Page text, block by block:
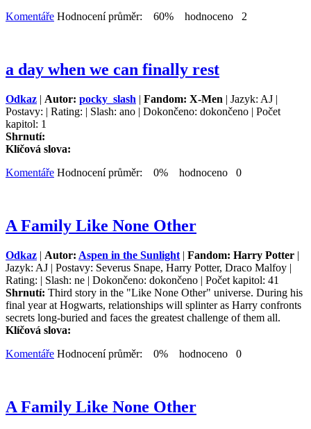
Komentáře Hodnocení průměr: 60% hodnoceno 2
a day when we can finally rest
Odkaz | Autor: pocky_slash | Fandom: X-Men | Jazyk: AJ |
Postavy: | Rating: | Slash: ano | Dokončeno: dokončeno | Počet
kapitol: 1
Shrnutí:
Klíčová slova:
Komentáře Hodnocení průměr: 0% hodnoceno 0
A Family Like None Other
Odkaz | Autor: Aspen in the Sunlight | Fandom: Harry Potter |
Jazyk: AJ | Postavy: Severus Snape, Harry Potter, Draco Malfoy |
Rating: | Slash: ne | Dokončeno: dokončeno | Počet kapitol: 41
Shrnutí: Third story in the "Like None Other" universe. During his
final year at Hogwarts, relationships will splinter as Harry confronts
secrets long-buried and faces the greatest challenge of them all.
Klíčová slova:
Komentáře Hodnocení průměr: 0% hodnoceno 0
A Family Like None Other